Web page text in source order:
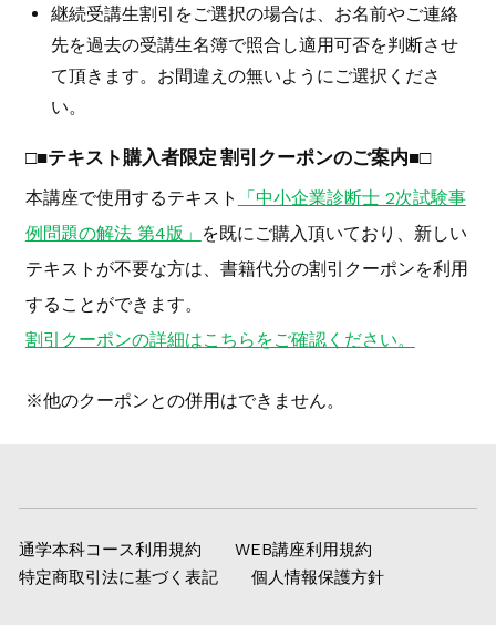
継続受講生割引をご選択の場合は、お名前やご連絡
先を過去の受講生名簿で照合し適用可否を判断させ
て頂きます。お間違えの無いようにご選択くださ
い。
□■テキスト購入者限定 割引クーポンのご案内■□
本講座で使用するテキスト
「中小企業診断士 2次試験事
例問題の解法 第4版」 を既にご購入頂いており、新しい
テキストが不要な方は、書籍代分の割引クーポンを利用
することができます。
割引クーポンの詳細はこちらをご確認ください。
※他のクーポンとの併用はできません。
通学本科コース利用規約
WEB講座利用規約
特定商取引法に基づく表記
個人情報保護方針